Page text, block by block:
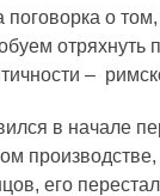
о
отряхнуть
–
в начале
его